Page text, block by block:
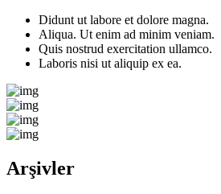
Didunt ut labore et dolore magna.
Aliqua. Ut enim ad minim veniam.
Quis nostrud exercitation ullamco.
Laboris nisi ut aliquip ex ea.
Arşivler